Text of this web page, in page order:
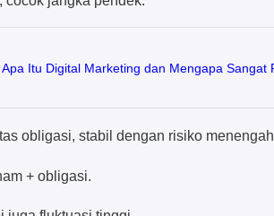
Apa Itu Digital Marketing dan Mengapa Sangat
obligasi, stabil dengan risiko
+ obligasi.